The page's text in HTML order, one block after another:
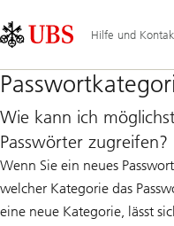
Links
Area
Hilfe und
Wie kann ich
Passwörter zugreifen?
Wenn Sie ein neues
welcher Kategorie das
eine neue Kategorie, lässt